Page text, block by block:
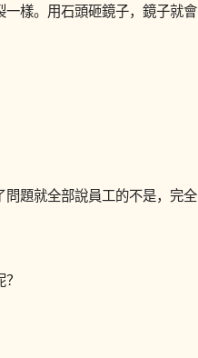
樣。用石頭砸鏡子，鏡子就會
題就全部說員工的不是，完全